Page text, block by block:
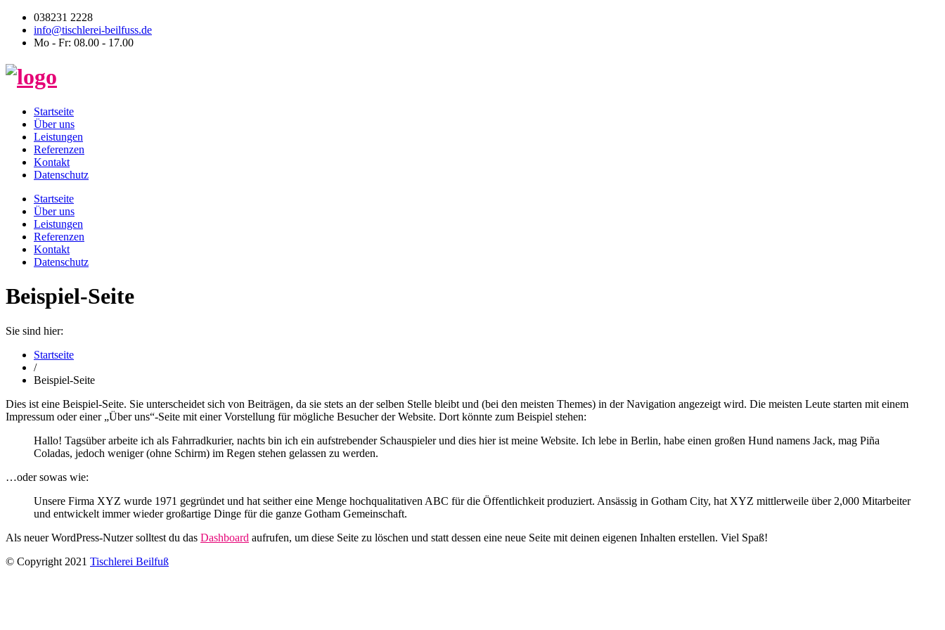
038231 2228
info@tischlerei-beilfuss.de
Mo - Fr: 08.00 - 17.00
Startseite
Über uns
Leistungen
Referenzen
Kontakt
Datenschutz
Startseite
Über uns
Leistungen
Referenzen
Kontakt
Datenschutz
Beispiel-Seite
Sie sind hier:
Startseite
/
Beispiel-Seite
Dies ist eine Beispiel-Seite. Sie unterscheidet sich von Beiträgen, da sie stets an der selben Stelle bleibt und (bei den meisten Themes) in der Navigation angezeigt wird. Die meisten Leute starten mit einem
Impressum oder einer „Über uns“-Seite mit einer Vorstellung für mögliche Besucher der Website. Dort könnte zum Beispiel stehen:
Hallo! Tagsüber arbeite ich als Fahrradkurier, nachts bin ich ein aufstrebender Schauspieler und dies hier ist meine Website. Ich lebe in Berlin, habe einen großen Hund namens Jack, mag Piña
Coladas, jedoch weniger (ohne Schirm) im Regen stehen gelassen zu werden.
…oder sowas wie:
Unsere Firma XYZ wurde 1971 gegründet und hat seither eine Menge hochqualitativen ABC für die Öffentlichkeit produziert. Ansässig in Gotham City, hat XYZ mittlerweile über 2,000 Mitarbeiter
und entwickelt immer wieder großartige Dinge für die ganze Gotham Gemeinschaft.
Als neuer WordPress-Nutzer solltest du das Dashboard aufrufen, um diese Seite zu löschen und statt dessen eine neue Seite mit deinen eigenen Inhalten erstellen. Viel Spaß!
© Copyright 2021 Tischlerei Beilfuß